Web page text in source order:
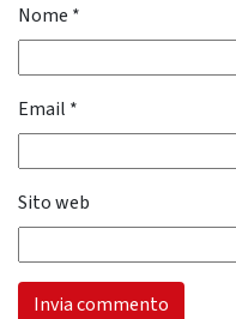
Nome *
Email *
Sito web